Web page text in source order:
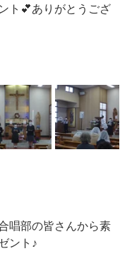
ト💕ありがとうござ
唱部の皆さんから素
ント♪